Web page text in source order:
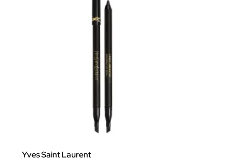
Yves Saint Laurent